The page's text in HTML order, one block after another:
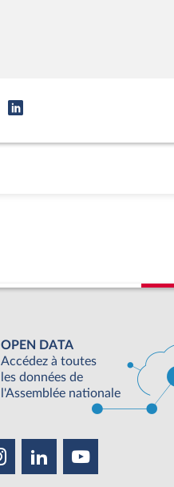
OPEN DATA
Accédez à toutes
les données de
l'Assemblée nationale